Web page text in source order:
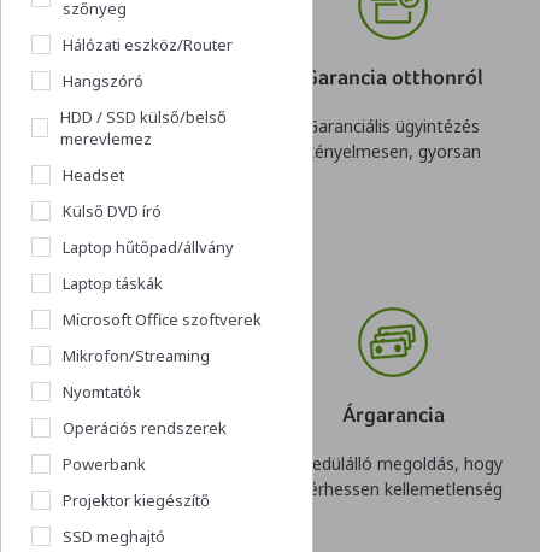
szőnyeg
Hálózati eszköz/Router
Hangszóró
HDD / SSD külső/belső
merevlemez
Headset
Külső DVD író
Laptop hűtőpad/állvány
Laptop táskák
Microsoft Office szoftverek
Mikrofon/Streaming
Nyomtatók
Operációs rendszerek
Powerbank
Projektor kiegészítő
SSD meghajtó
Online hitel
Kényelmes és gyors
igénylés,
rugalmas konstrukció
Garancia otthonról
Garanciális ügyintézés
kényelmesen, gyorsan
garancia
Nincs kockázata egy gyors
döntésnek. Akár cégeknek
is!
Árgarancia
Egyedülálló megoldás, hogy
ne érhessen kellemetlenség